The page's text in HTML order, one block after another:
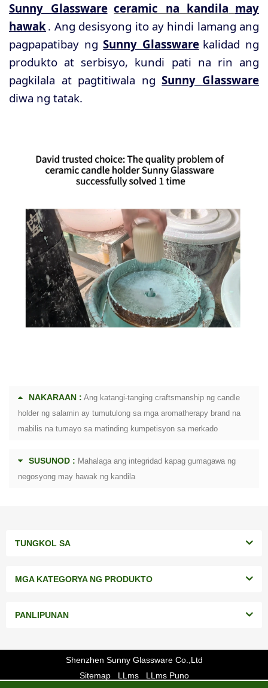
Sunny Glassware ceramic na kandila may
hawak. Ang desisyong ito ay hindi lamang ang
pagpapatibay ngSunny Glassware kalidad ng
produkto at serbisyo, kundi pati na rin ang
pagkilala at pagtitiwala ngSunny Glassware
diwa ng tatak.
NAKARAAN : Ang katangi-tanging craftsmanship ng candle
holder ng salamin ay tumutulong sa mga aromatherapy brand na
mabilis na tumayo sa matinding kumpetisyon sa merkado
SUSUNOD : Mahalaga ang integridad kapag gumagawa ng
negosyong may hawak ng kandila
TUNGKOL SA
MGA KATEGORYA NG PRODUKTO
PANLIPUNAN
Shenzhen Sunny Glassware Co.,Ltd
Sitemap
LLms LLms Puno